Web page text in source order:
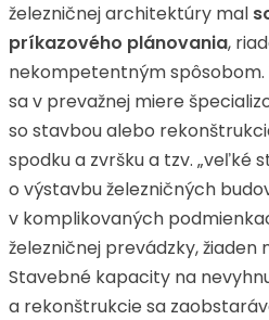
železničnej architektúry mal
príkazového plánovania,
nekompetentným
sa v prevažnej miere
so stavbou alebo
spodku a zvršku a tzv. „veľké
o výstavbu železničných
v komplikovaných
železničnej prevádzky, žiaden
Stavebné kapacity na
a rekonštrukcie sa